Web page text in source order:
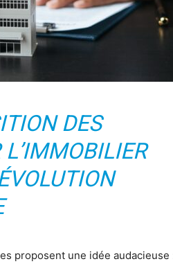
DES
proposent une idée audacieuse